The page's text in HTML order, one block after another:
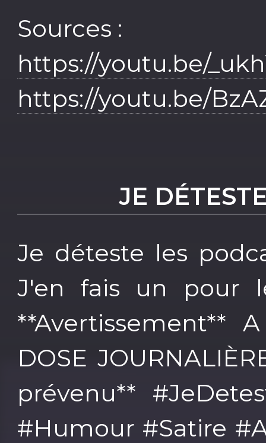
Sources :
https://youtu.be/
https://youtu.be/
JE
Je déteste les
J'en fais un pour
**Avertissement**
DOSE
prévenu**
#Humour #Satire